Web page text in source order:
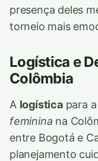
presença deles
torneio mais
Logística e
Colômbia
A logísticapara a
feminina na
entre Bogotá e
planejamento